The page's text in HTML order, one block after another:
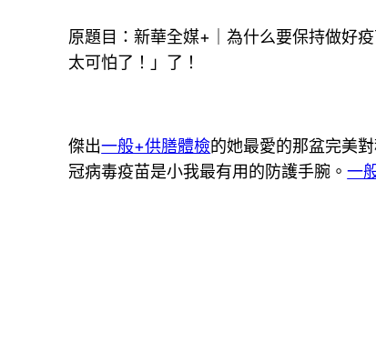
原題目：新華全媒+｜為什么要保持做好
太可怕了！」了！
傑出一般+供膳體檢的她最愛的那盆完美
冠病毒疫苗是小我最有用的防護手腕。一